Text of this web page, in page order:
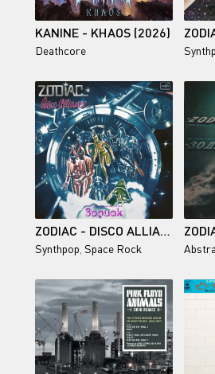
KANINE - KHAOS (2026)
Deathcore
ZODIAC - DISCO ALLIANCE (LIMITED EDITION, REISSUE, REMASTERED) 1980/2025
Synthpop Space Rock